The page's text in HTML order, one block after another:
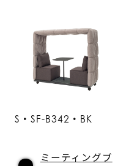
S・SF-B342・BK
ミーティングブ